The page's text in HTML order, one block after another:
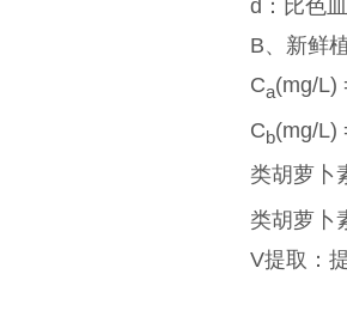
d：比色
B、新鲜
Ca(mg/L)
Cb(mg/L)
类胡萝卜
类胡萝卜
V提取：